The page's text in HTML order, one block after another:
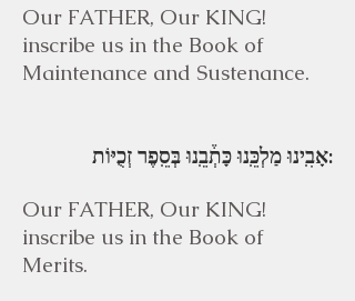
Our FATHER, Our KING!
inscribe us in the Book of
Maintenance and Sustenance.
אָבִֽינוּ מַלְכֵּֽנוּ כָּתְ֒בֵֽנוּ בְּסֵֽפֶר זְכֻיּוֹת:
Our FATHER, Our KING!
inscribe us in the Book of
Merits.